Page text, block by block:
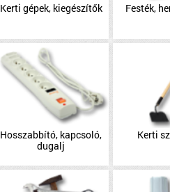
Kerti gépek, kiegészítők Festék,
Hosszabbító, kapcsoló,
dugalj
Kerti